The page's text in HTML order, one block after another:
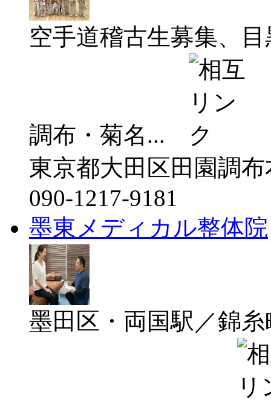
空手道稽古生募集、
調布・菊名...
東京都大田区田園調
090-1217-9181
墨東メディカル整体院
墨田区・両国駅／錦